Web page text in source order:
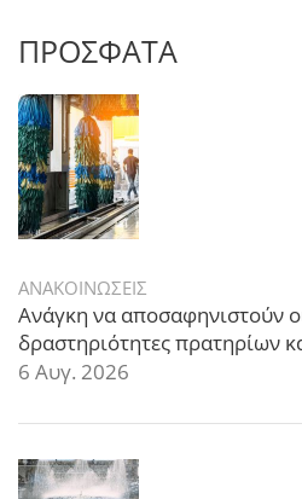
ΠΡΟΣΦΑΤΑ
ΑΝΑΚΟΙΝΩΣΕΙΣ
Ανάγκη να αποσαφηνιστούν
δραστηριότητες πρατηρίων
6 Αυγ. 2026